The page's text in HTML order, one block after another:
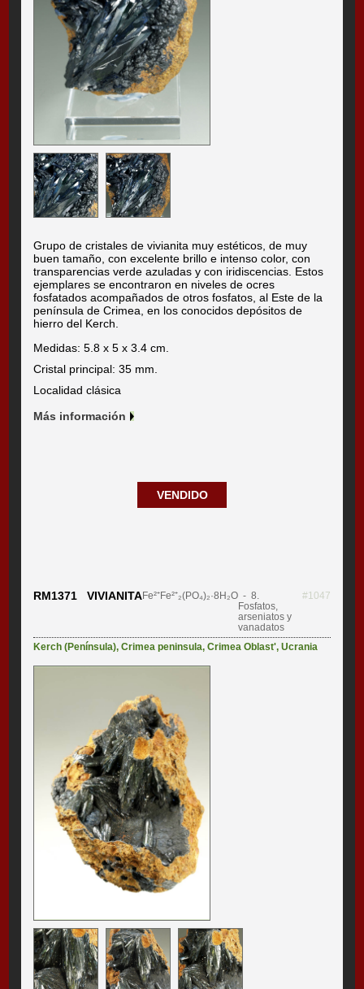
Grupo de cristales de vivianita muy estéticos, de muy
buen tamaño, con excelente brillo e intenso color, con
transparencias verde azuladas y con iridiscencias. Estos
ejemplares se encontraron en niveles de ocres
fosfatados acompañados de otros fosfatos, al Este de la
península de Crimea, en los conocidos depósitos de
hierro del Kerch.
Medidas: 5.8 x 5 x 3.4 cm.
Cristal principal: 35 mm.
Localidad clásica
Más información
VENDIDO
RM1371 VIVIANITAFe²⁺Fe²⁺₂(PO₄)₂·8H₂O - 8.
Fosfatos,
arseniatos y
vanadatos
#1047
Kerch (Península),Crimea peninsula,Crimea Oblast',Ucrania